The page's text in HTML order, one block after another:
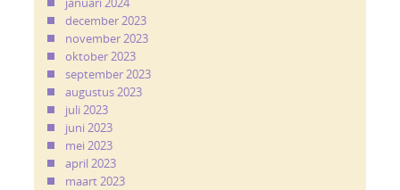
december 2023
november 2023
oktober 2023
september 2023
augustus 2023
juli 2023
juni 2023
mei 2023
april 2023
maart 2023